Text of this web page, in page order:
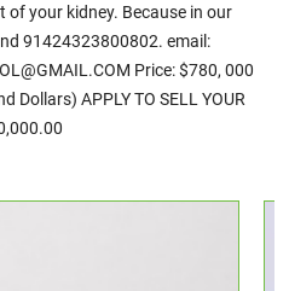
your kidney. Because in our
91424323800802. email:
Price: $780, 000
Dollars) APPLY TO SELL YOUR